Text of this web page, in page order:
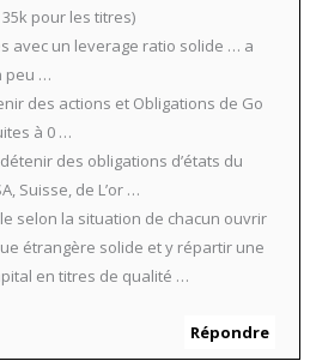
pour les titres)
avec un leverage ratio solide … a
peu …
des actions et Obligations de Go
à 0 …
des obligations d’états du
Suisse, de L’or …
selon la situation de chacun ouvrir
étrangère solide et y répartir une
en titres de qualité …
Répondre